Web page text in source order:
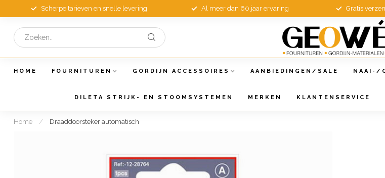
Scherpe tarieven en snelle levering Al meer dan 60 jaar ervaring Gratis
HOME FOURNITUREN GORDIJN ACCESSOIRES AANBIEDINGEN/SALE NAAI-/
DILETA STRIJK- EN STOOMSYSTEMEN MERKEN KLANTENSERVICE
Home / Draaddoorsteker automatisch